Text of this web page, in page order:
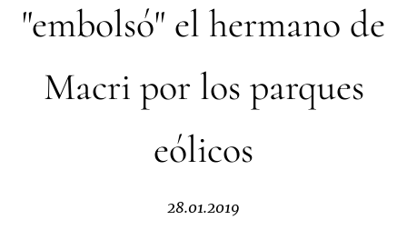
"embolsó" el hermano de
Macri por los parques
eólicos
28.01.2019